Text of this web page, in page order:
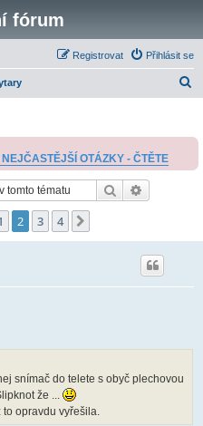
fórum
Přihlásit se
Registrovat
a
OTÁZKY - ČTĚTE
Hledat
2 3 4
snímač do telete s obyč plechovou
že ...
to opravdu vyřešila.